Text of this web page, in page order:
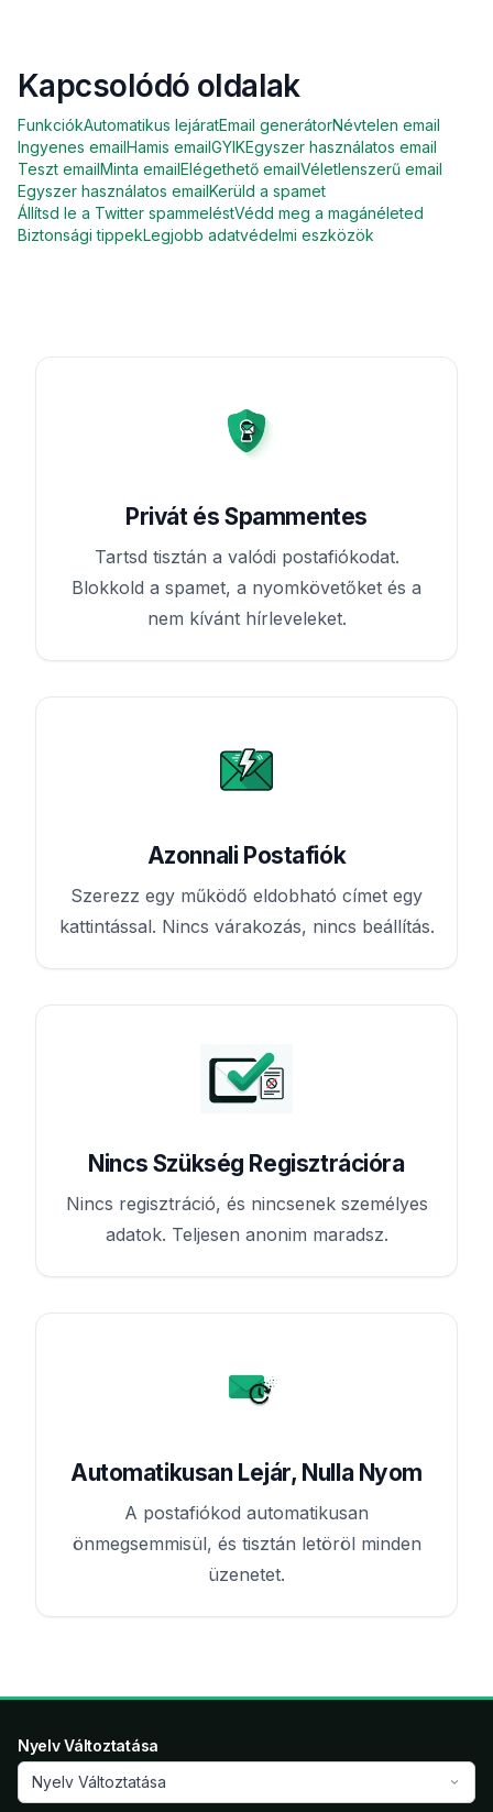
Kapcsolódó oldalak
FunkciókAutomatikus lejáratEmail generátorNévtelen email
Ingyenes emailHamis emailGYIKEgyszer használatos email
Teszt emailMinta emailElégethető emailVéletlenszerű email
Egyszer használatos emailKerüld a spamet
Állítsd le a Twitter spammeléstVédd meg a magánéleted
Biztonsági tippekLegjobb adatvédelmi eszközök
Privát és Spammentes
Tartsd tisztán a valódi postafiókodat.
Blokkold a spamet, a nyomkövetőket és a
nem kívánt hírleveleket.
Azonnali Postafiók
Szerezz egy működő eldobható címet egy
kattintással. Nincs várakozás, nincs beállítás.
Nincs Szükség Regisztrációra
Nincs regisztráció, és nincsenek személyes
adatok. Teljesen anonim maradsz.
Automatikusan Lejár, Nulla Nyom
A postafiókod automatikusan
önmegsemmisül, és tisztán letöröl minden
üzenetet.
Nyelv Változtatása
Nyelv Változtatása